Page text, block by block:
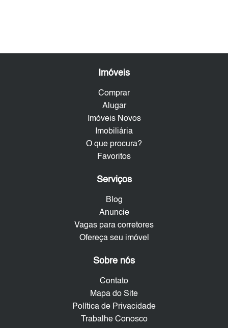
Imóveis
Comprar
Alugar
Imóveis Novos
Imobiliária
O que procura?
Favoritos
Serviços
Blog
Anuncie
Vagas para corretores
Ofereça seu imóvel
Sobre nós
Contato
Mapa do Site
Política de Privacidade
Trabalhe Conosco